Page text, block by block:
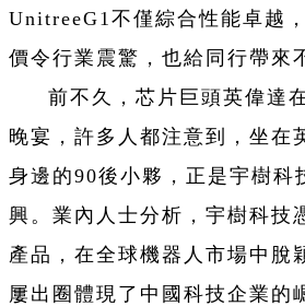
UnitreeG1不僅綜合性能卓越
價令行業震驚，也給同行帶來
前不久，芯片巨頭英偉達
晚宴，許多人都注意到，坐在
身邊的90後小夥，正是宇樹科
興。業內人士分析，宇樹科技
產品，在全球機器人市場中脫
屢出圈體現了中國科技企業的